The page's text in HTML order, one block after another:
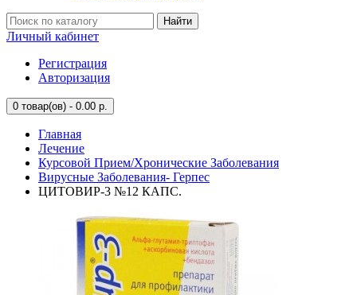
Найти
Личный кабинет
Регистрация
Авторизация
0 товар(ов) - 0.00 р.
Главная
Лечение
Курсовой Прием/Хронические Заболевания
Вирусные Заболевания- Герпес
ЦИТОВИР-3 №12 КАПС.